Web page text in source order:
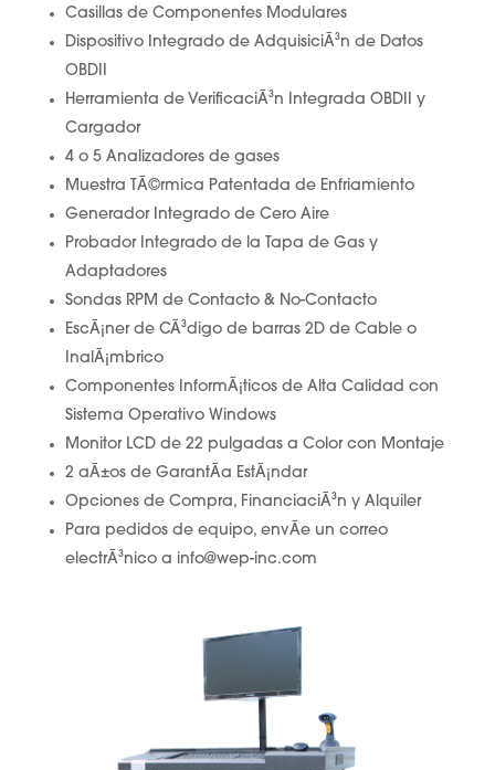
Casillas de Componentes Modulares
Dispositivo Integrado de AdquisiciÃ³n de Datos
OBDII
Herramienta de VerificaciÃ³n Integrada OBDII y
Cargador
4 o 5 Analizadores de gases
Muestra TÃ©rmica Patentada de Enfriamiento
Generador Integrado de Cero Aire
Probador Integrado de la Tapa de Gas y
Adaptadores
Sondas RPM de Contacto & No-Contacto
EscÃ¡ner de CÃ³digo de barras 2D de Cable o
InalÃ¡mbrico
Componentes InformÃ¡ticos de Alta Calidad con
Sistema Operativo Windows
Monitor LCD de 22 pulgadas a Color con Montaje
2 aÃ±os de GarantÃ­a EstÃ¡ndar
Opciones de Compra, FinanciaciÃ³n y Alquiler
Para pedidos de equipo, envÃ­e un correo
electrÃ³nico a info@wep-inc.com